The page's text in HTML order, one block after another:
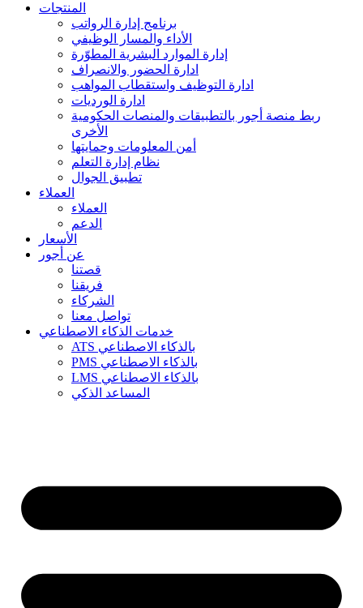
المنتجات
برنامج إدارة الرواتب
الأداء والمسار الوظيفي
إدارة الموارد البشرية المطوّرة
ادارة الحضور والانصراف
ادارة التوظيف واستقطاب المواهب
ادارة الورديات
ربط منصة أجور بالتطبيقات والمنصات الحكومية
الأخرى
أمن المعلومات وحمايتها
نظام إدارة التعلم
تطبيق الجوال
العملاء
العملاء
الدعم
الأسعار
عن أجور
قصتنا
فريقنا
الشركاء
تواصل معنا
خدمات الذكاء الاصطناعي
ATS بالذكاء الاصطناعي
PMS بالذكاء الاصطناعي
LMS بالذكاء الاصطناعي
المساعد الذكي